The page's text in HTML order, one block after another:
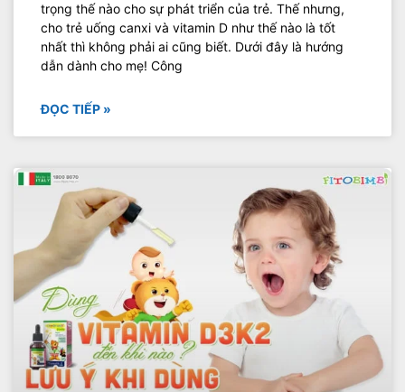
trọng thế nào cho sự phát triển của trẻ. Thế nhưng,
cho trẻ uống canxi và vitamin D như thế nào là tốt
nhất thì không phải ai cũng biết. Dưới đây là hướng
dẫn dành cho mẹ! Công
ĐỌC TIẾP »